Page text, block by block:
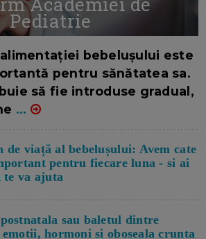
Pediatrie
bebelușului este
pentru sănătatea sa.
să fie introduse gradual,
...
de viață al bebelușului: Avem cate
pentru fiecare luna - si ai
te va ajuta
sau baletul dintre
emotii, hormoni si oboseala crunta